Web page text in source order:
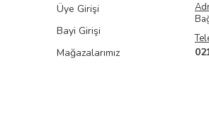
Üye Girişi
Bayi Girişi
Mağazalarımız